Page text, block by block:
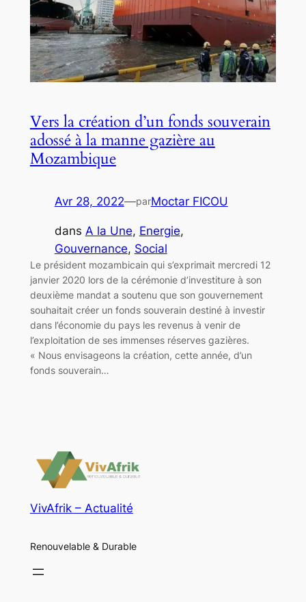
Vers la création d’un fonds souverain
adossé à la manne gazière au
Mozambique
Avr 28, 2022—parMoctar FICOU
dans A la Une, Energie
Gouvernance, Social
Le président mozambicain qui s’exprimait mercredi 12
janvier 2020 lors de la cérémonie d’investiture à son
deuxième mandat a soutenu que son gouvernement
souhaitait créer un fonds souverain destiné à investir
dans l’économie du pays les revenus à venir de
l’exploitation de ses immenses réserves gazières.
« Nous envisageons la création, cette année, d’un
fonds souverain…
VivAfrik – Actualité
Renouvelable & Durable